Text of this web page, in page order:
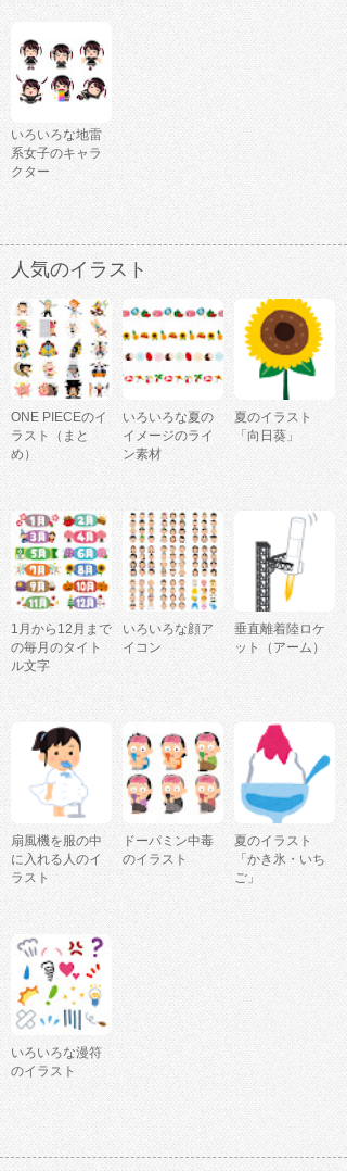
いろいろな地雷
系女子のキャラ
クター
人気のイラスト
ONE PIECEのイ
ラスト（まと
め）
いろいろな夏の
イメージのライ
ン素材
夏のイラスト
「向日葵」
1月から12月まで
の毎月のタイト
ル文字
いろいろな顔ア
イコン
垂直離着陸ロケ
ット（アーム）
扇風機を服の中
に入れる人のイ
ラスト
ドーパミン中毒
のイラスト
夏のイラスト
「かき氷・いち
ご」
いろいろな漫符
のイラスト